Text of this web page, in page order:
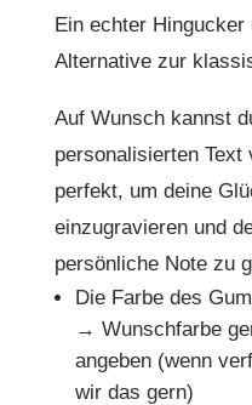
Ein echter Hingucker
Alternative zur
Auf Wunsch kannst
personalisierten Text
perfekt, um deine
einzugravieren und
persönliche Note zu
Die Farbe des
→ Wunschfarbe
angeben (wenn
wir das gern)